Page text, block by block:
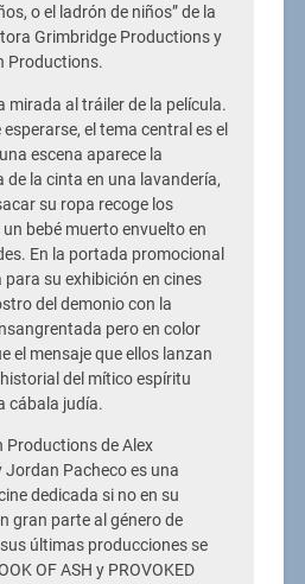
o el ladrón de niños” de la
Grimbridge Productions y
Productions.
mirada al tráiler de la película.
el tema central es el
escena aparece la
la cinta en una lavandería,
su ropa recoge los
bebé muerto envuelto en
En la portada promocional
para su exhibición en cines
del demonio con la
pero en color
el mensaje que ellos lanzan
del mítico espíritu
cábala judía.
Productions de Alex
Jordan Pacheco es una
dedicada si no en su
gran parte al género de
últimas producciones se
OF ASH y PROVOKED